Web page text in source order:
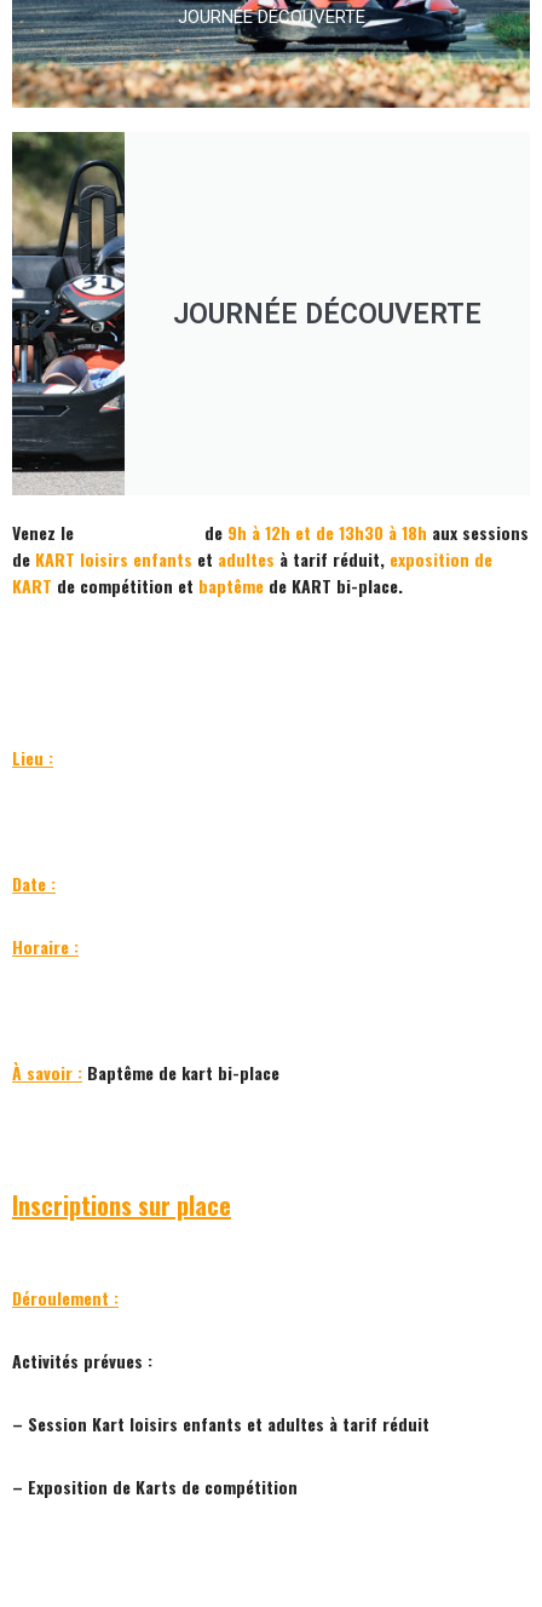
JOURNÉE DÉCOUVERTE
JOURNÉE DÉCOUVERTE
Venez le de 9h à 12h et de 13h30 à 18h aux sessions
de KART loisirs enfants et adultes à tarif réduit, exposition de
KART de compétition et baptême de KART bi-place.
Lieu :
Date :
Horaire :
À savoir : Baptême de kart bi-place
Inscriptions sur place
Déroulement :
Activités prévues :
– Session Kart loisirs enfants et adultes à tarif réduit
– Exposition de Karts de compétition